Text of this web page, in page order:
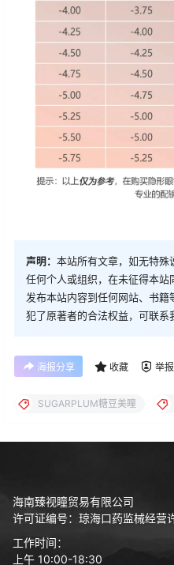
声明： 本站所有文章，如无特殊
任何个人或组织，在未征得本站
发布本站内容到任何网站、书
犯了原著者的合法权益，可联系
海报分享 收藏 举报
SUGARPLUM糖豆美瞳
海南臻视瞳贸易有限公司
许可证编号：琼海口药监械经营
工作时间：
上午 10:00-18:30